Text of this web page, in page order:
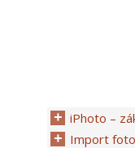
iPhoto –
Import